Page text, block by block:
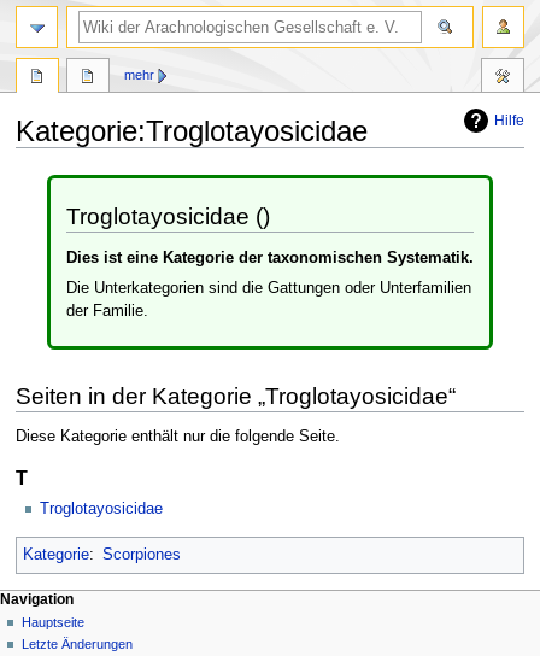
Hilfe
Kategorie:Troglotayosicidae
springen
springenTroglotayosicidae ()
Dies ist eine Kategorie der taxonomischen Systematik.
Die Unterkategorien sind die Gattungen oder Unterfamilien
der Familie.
Seiten in der Kategorie „Troglotayosicidae“
Diese Kategorie enthält nur die folgende Seite.
T
Troglotayosicidae
Kategorie: Scorpiones
mehr
Navigation
Hauptseite
Letzte Änderungen